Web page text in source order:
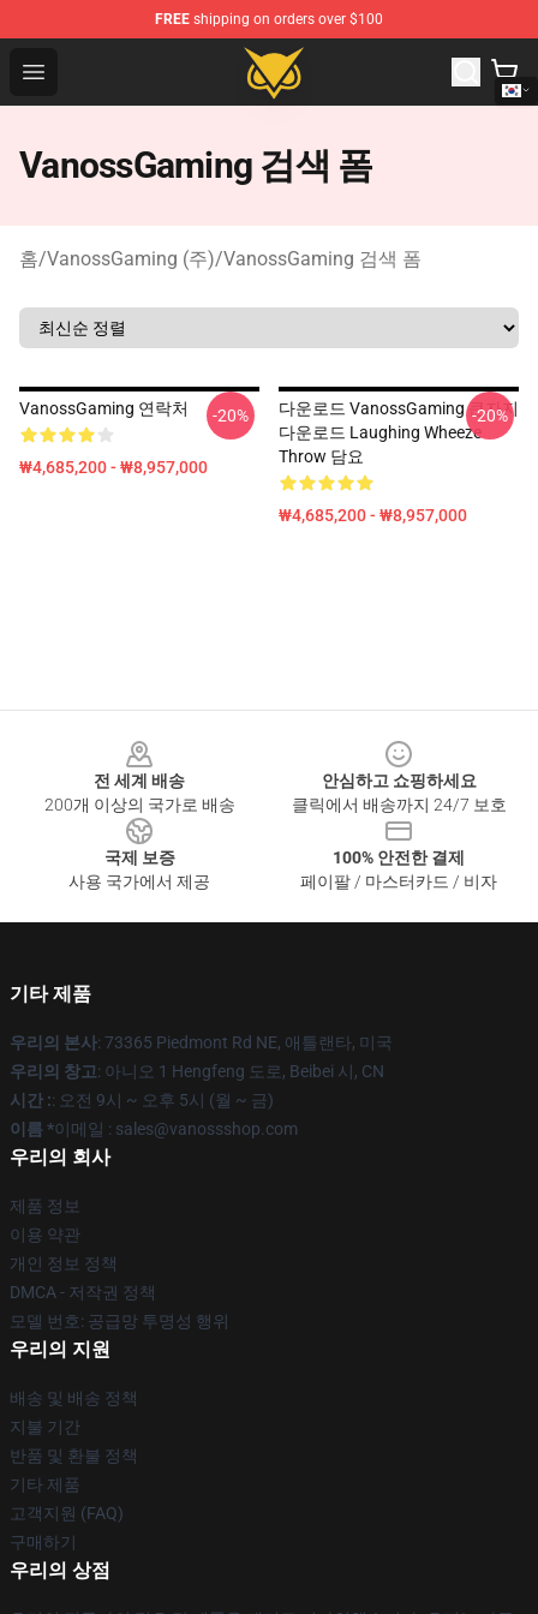
FREE shipping on orders over $100
Open menu
Vanossgaming Store - Official Vanossgaming
VanossGaming 검색 폼
홈/VanossGaming (주)/VanossGaming 검색 폼
VanossGaming 연락처
₩4,685,200 - ₩8,957,000
-20%
다운로드 VanossGaming 큰자지
다운로드 Laughing Wheeze
Throw 담요
₩4,685,200 - ₩8,957,000
-20%
전 세계 배송
200개 이상의 국가로 배송
안심하고 쇼핑하세요
클릭에서 배송까지 24/7 보호
국제 보증
사용 국가에서 제공
100% 안전한 결제
페이팔 / 마스터카드 / 비자
기타 제품
우리의 본사: 73365 Piedmont Rd NE, 애틀랜타, 미국
우리의 창고: 아니오 1 Hengfeng 도로, Beibei 시, CN
시간 :: 오전 9시 ~ 오후 5시 (월 ~ 금)
이름 *이메일 : sales@vanossshop.com
우리의 회사
제품 정보
이용 약관
개인 정보 정책
DMCA - 저작권 정책
모델 번호: 공급망 투명성 행위
우리의 지원
배송 및 배송 정책
지불 기간
반품 및 환불 정책
기타 제품
고객지원 (FAQ)
구매하기
우리의 상점